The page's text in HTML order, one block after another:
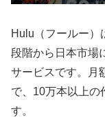
Hulu（フールー）
段階から日本市場
サービスです。月
で、10万本以上の
す。